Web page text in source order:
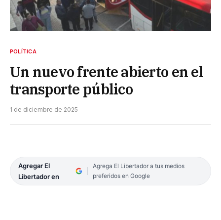
POLÍTICA
Un nuevo frente abierto en el
transporte público
1 de diciembre de 2025
Agregar El
Libertador en
Agrega El Libertador a tus medios
preferidos en Google